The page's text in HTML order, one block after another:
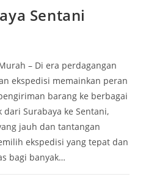
Sentani
– Di era perdagangan
ekspedisi memainkan peran
barang ke berbagai
Surabaya ke Sentani,
jauh dan tantangan
ekspedisi yang tepat dan
bagi banyak…